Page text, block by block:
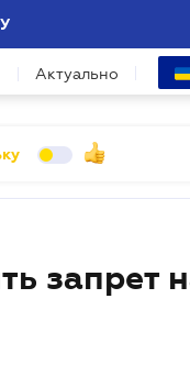
Актуально
запрет